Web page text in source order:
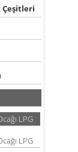
Çeşitleri
LPG
LPG